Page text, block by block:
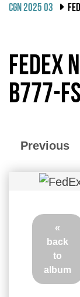
CGN 2025 03
FedEx
B777-
Previous
«
back
to
album